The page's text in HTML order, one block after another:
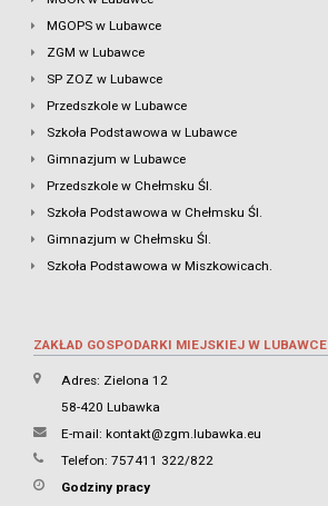
MGOPS w Lubawce
ZGM w Lubawce
SP ZOZ w Lubawce
Przedszkole w Lubawce
Szkoła Podstawowa w Lubawce
Gimnazjum w Lubawce
Przedszkole w Chełmsku Śl.
Szkoła Podstawowa w Chełmsku Śl.
Gimnazjum w Chełmsku Śl.
Szkoła Podstawowa w Miszkowicach.
ZAKŁAD GOSPODARKI MIEJSKIEJ W LUBAWCE
Adres: Zielona 12
58-420 Lubawka
E-mail: kontakt@zgm.lubawka.eu
Telefon: 757411 322/822
Godziny pracy